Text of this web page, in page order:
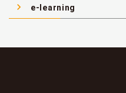
navigate_next e-learning